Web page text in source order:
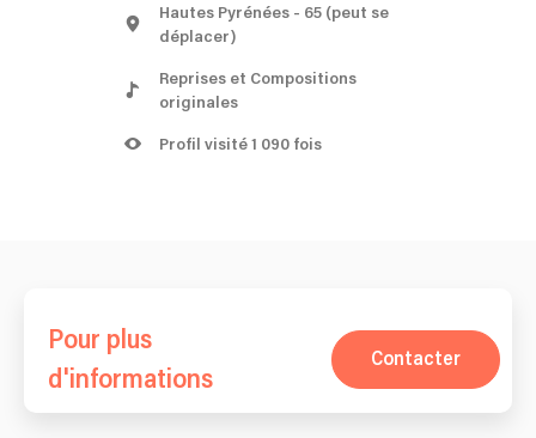
Hautes Pyrénées - 65 (peut se
déplacer)
Reprises et Compositions
originales
Profil visité 1 090 fois
Pour plus
d'informations
Contacter